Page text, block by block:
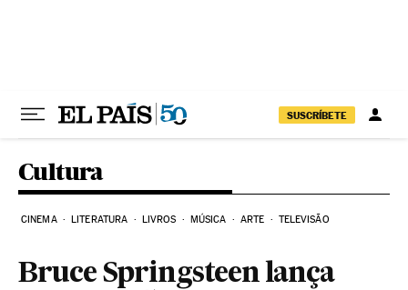
SUSCRÍBETE
Cultura
CINEMA LITERATURA LIVROS MÚSICA ARTE TELEVISÃO
Bruce Springsteen lança